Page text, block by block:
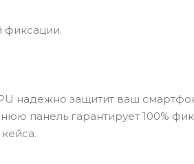
фиксации.
надежно защитит ваш
панель гарантирует 100%